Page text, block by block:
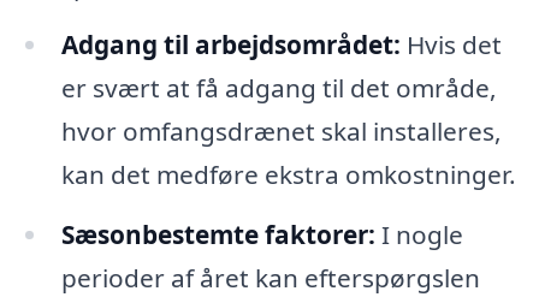
Adgang til arbejdsområdet: Hvis det
er svært at få adgang til det område,
hvor omfangsdrænet skal installeres,
kan det medføre ekstra omkostninger.
Sæsonbestemte faktorer: I nogle
perioder af året kan efterspørgslen